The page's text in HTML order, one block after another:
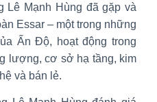
Lê Mạnh Hùng đã gặp và
Essar – một trong những
Ấn Độ, hoạt động trong
lượng, cơ sở hạ tầng, kim
và bán lẻ.